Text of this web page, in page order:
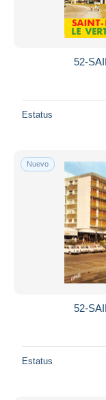
52-
Estatus
Nuevo
52-
Estatus